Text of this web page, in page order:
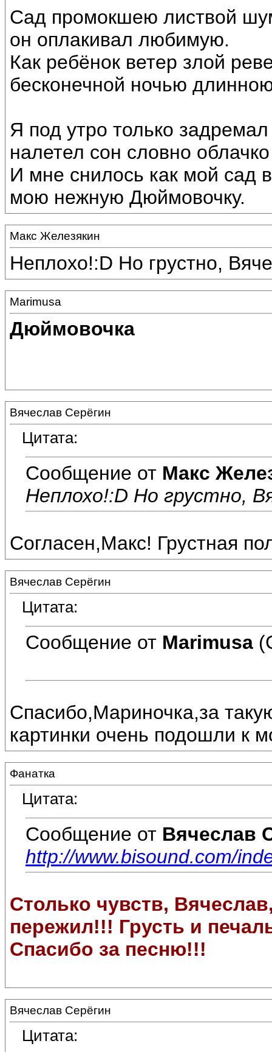
Сад промокшею листвой
он оплакивал любимую.
Как ребёнок ветер злой
бесконечной ночью
Я под утро только задремал
налетел сон словно облачко
И мне снилось как мой сад
мою нежную Дюймовочку.
Макс Железякин
Неплохо!:D Но грустно,
Marimusa
Дюймовочка
Вячеслав Серёгин
Цитата:
Сообщение от Макс
Неплохо!:D Но грустно,
Согласен,Макс! Грустная
Вячеслав Серёгин
Цитата:
Сообщение от Marimusa
Спасибо,Мариночка,за
картинки очень подошли к
Фанатка
Цитата:
Сообщение от Вячеслав
http://www.bisound.com/
Столько чувств,
пережил!!! Грусть и
Спасибо за песню!!!
Вячеслав Серёгин
Цитата: